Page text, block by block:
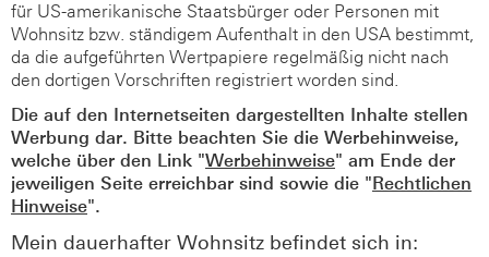
für US-amerikanische Staatsbürger oder Personen mit
Wohnsitz bzw. ständigem Aufenthalt in den USA bestimmt,
da die aufgeführten Wertpapiere regelmäßig nicht nach
den dortigen Vorschriften registriert worden sind.
Die auf den Internetseiten dargestellten Inhalte stellen
Werbung dar. Bitte beachten Sie die Werbehinweise,
welche über den Link "Werbehinweise" am Ende der
jeweiligen Seite erreichbar sind sowie die "Rechtlichen
Hinweise".
Mein dauerhafter Wohnsitz befindet sich in: